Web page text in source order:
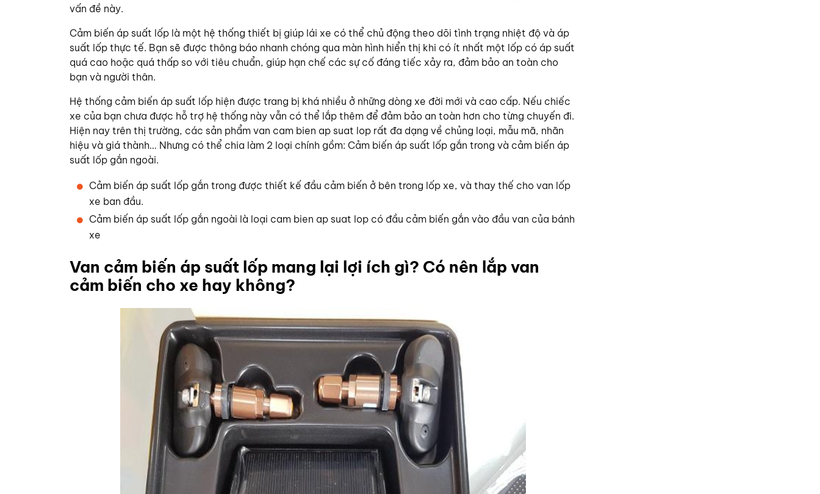
vấn đề này.
Cảm biến áp suất lốp là một hệ thống thiết bị giúp lái xe có thể chủ động theo dõi tình trạng nhiệt độ và áp
suất lốp thực tế. Bạn sẽ được thông báo nhanh chóng qua màn hình hiển thị khi có ít nhất một lốp có áp suất
quá cao hoặc quá thấp so với tiêu chuẩn, giúp hạn chế các sự cố đáng tiếc xảy ra, đảm bảo an toàn cho
bạn và người thân.
Hệ thống cảm biến áp suất lốp hiện được trang bị khá nhiều ở những dòng xe đời mới và cao cấp. Nếu chiếc
xe của bạn chưa được hỗ trợ hệ thống này vẫn có thể lắp thêm để đảm bảo an toàn hơn cho từng chuyến đi.
Hiện nay trên thị trường, các sản phẩm van cam bien ap suat lop rất đa dạng về chủng loại, mẫu mã, nhãn
hiệu và giá thành… Nhưng có thể chia làm 2 loại chính gồm: Cảm biến áp suất lốp gắn trong và cảm biến áp
suất lốp gắn ngoài.
Cảm biến áp suất lốp gắn trong được thiết kế đầu cảm biến ở bên trong lốp xe, và thay thế cho van lốp
xe ban đầu.
Cảm biến áp suất lốp gắn ngoài là loại cam bien ap suat lop có đầu cảm biến gắn vào đầu van của bánh
xe
Van cảm biến áp suất lốp mang lại lợi ích gì? Có nên lắp van
cảm biến cho xe hay không?